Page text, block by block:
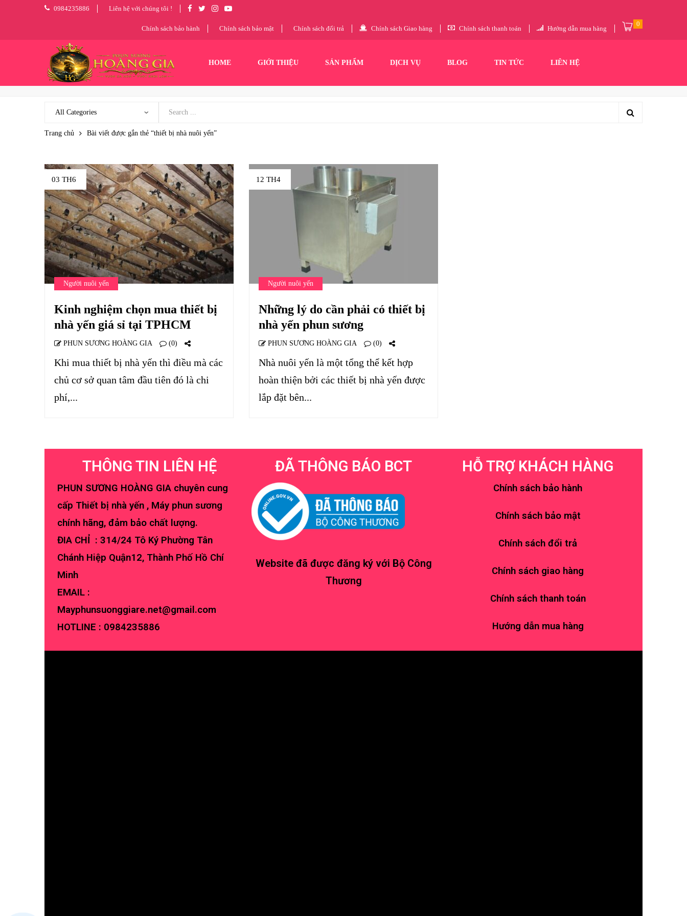
0984235886 Liên hệ với chúng tôi !
Chính sách bảo hành Chính sách bảo mật Chính sách đổi trả Chính sách Giao hàng Chính sách thanh toán Hướng dẫn mua hàng
0
HOME GIỚI THIỆU SẢN PHẨM DỊCH VỤ BLOG TIN TỨC LIÊN HỆ
Trang chủ Bài viết được gắn thẻ “thiết bị nhà nuôi yến”
03 TH6
Người nuôi yến
Kinh nghiệm chọn mua thiết bị
nhà yến giá sỉ tại TPHCM
PHUN SƯƠNG HOÀNG GIA (0)
Khi mua thiết bị nhà yến thì điều mà các
chủ cơ sở quan tâm đầu tiên đó là chi
phí,...
12 TH4
Người nuôi yến
Những lý do cần phải có thiết bị
nhà yến phun sương
PHUN SƯƠNG HOÀNG GIA (0)
Nhà nuôi yến là một tổng thể kết hợp
hoàn thiện bởi các thiết bị nhà yến được
lắp đặt bên...
THÔNG TIN LIÊN HỆ
PHUN SƯƠNG HOÀNG GIA chuyên cung
cấp Thiết bị nhà yến , Máy phun sương
chính hãng, đảm bảo chất lượng.
ĐIA CHỈ : 314/24 Tô Ký Phường Tân
Chánh Hiệp Quận12, Thành Phố Hồ Chí
Minh
EMAIL :
Mayphunsuonggiare.net@gmail.com
HOTLINE : 0984235886
ĐÃ THÔNG BÁO BCT
Website đã được đăng ký với Bộ Công
Thương
HỖ TRỢ KHÁCH HÀNG
Chính sách bảo hành
Chính sách bảo mật
Chính sách đổi trả
Chính sách giao hàng
Chính sách thanh toán
Hướng dẫn mua hàng